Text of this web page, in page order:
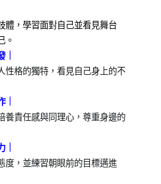
體，學習面對自己並看見舞台
。
性格的獨特，看見自己身上的不
養責任感與同理心，尊重身邊的
度，並練習朝眼前的目標邁進